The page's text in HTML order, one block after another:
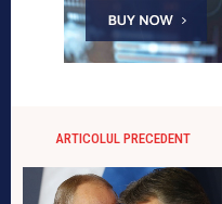
ARTICOLUL PRECEDENT